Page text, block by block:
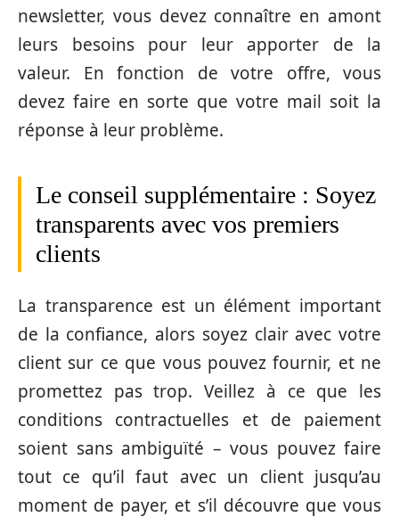
newsletter, vous devez connaître en amont
leurs besoins pour leur apporter de la
valeur. En fonction de votre offre, vous
devez faire en sorte que votre mail soit la
réponse à leur problème.
Le conseil supplémentaire : Soyez
transparents avec vos premiers
clients
La transparence est un élément important
de la confiance, alors soyez clair avec votre
client sur ce que vous pouvez fournir, et ne
promettez pas trop. Veillez à ce que les
conditions contractuelles et de paiement
soient sans ambiguïté – vous pouvez faire
tout ce qu’il faut avec un client jusqu’au
moment de payer, et s’il découvre que vous